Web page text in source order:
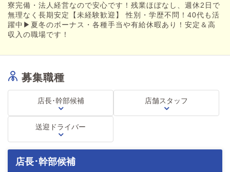
③ 頑張りはしっかり評価
各種手当・夏冬のボーナス・昇給制度あり！成果をきちんとお給
料に反映します。
社会保険完備、社員旅行あり。安心して長く働ける環境をご用意
⑤ アットホームな職場
未経験でも安心の丁寧な指導体制あり。質問しやすい環境で、経
験・学歴・性別は一切不問です！
――――――――――――
【働きやすさのポイント】
⭐寮完備！緊急時でもすぐにご相談OK
⭐女性スタッフも積極採用中
⭐シニアの方も活躍可能
寮完備・法人経営なので安心です！残業ほぼなし、週休2日で
無理なく長期安定【未経験歓迎】 性別・学歴不問！40代も活
躍中▶夏冬のボーナス・各種手当や有給休暇あり！安定＆高
収入の職場です！
募集職種
店長･幹部候補 店舗スタッフ
送迎ドライバー
店長･幹部候補